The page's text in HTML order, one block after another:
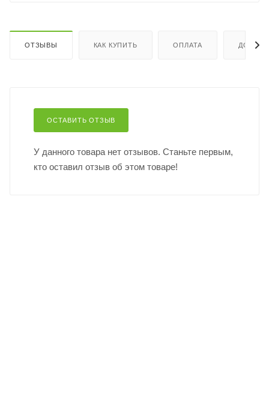
ОТЗЫВЫ КАК КУПИТЬ ОПЛАТА
ОСТАВИТЬ ОТЗЫВ
У данного товара нет отзывов. Станьте первым,
кто оставил отзыв об этом товаре!